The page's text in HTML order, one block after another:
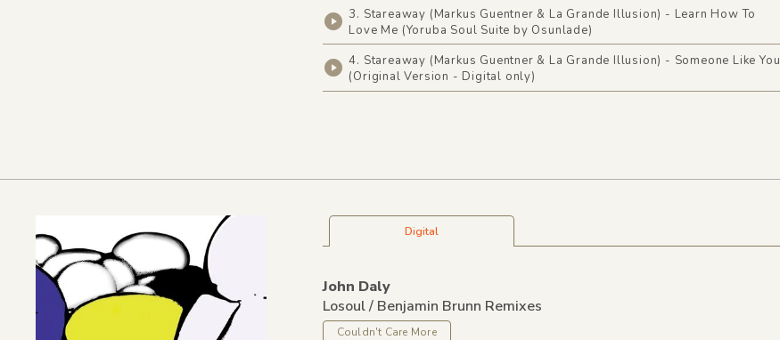
3. Stareaway (Markus Guentner & La Grande Illusion) - Learn How To
Love Me (Yoruba Soul Suite by Osunlade)
4. Stareaway (Markus Guentner & La Grande Illusion) - Someone Like You
(Original Version - Digital only)
Digital
John Daly
Losoul / Benjamin Brunn Remixes
Couldn't Care More